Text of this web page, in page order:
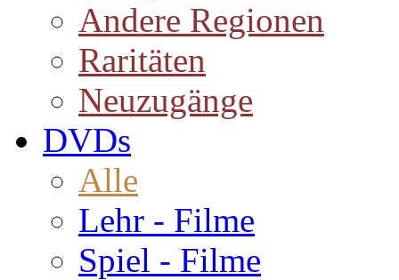
Andere Regionen
Raritäten
Neuzugänge
DVDs
Alle
Lehr - Filme
Spiel - Filme